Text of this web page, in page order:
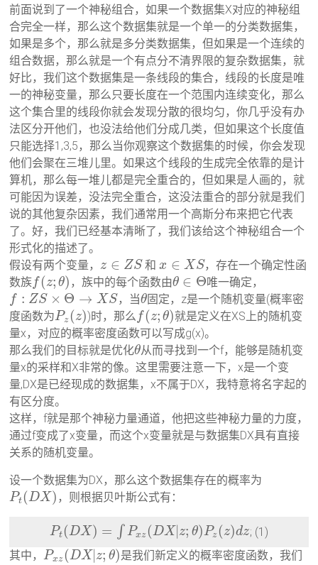
前面说到了一个神秘组合，如果一个数据集X对应的神秘组
合完全一样，那么这个数据集就是一个单一的分类数据集，
如果是多个，那么就是多分类数据集，但如果是一个连续的
组合数据，那么就是一个有点分不清界限的复杂数据集，就
好比，我们这个数据集是一条线段的集合，线段的长度是唯
一的神秘变量，那么只要长度在一个范围内连续变化，那么
这个集合里的线段你就会发现分散的很均匀，你几乎没有办
法区分开他们，也没法给他们分成几类，但如果这个长度值
只能选择1,3,5，那么当你观察这个数据集的时候，你会发现
他们会聚在三堆儿里。如果这个线段的生成完全依靠的是计
算机，那么每一堆儿都是完全重合的，但如果是人画的，就
可能因为误差，没法完全重合，这没法重合的部分就是我们
说的其他复杂因素，我们通常用一个高斯分布来把它代表
了。好，我们已经基本清晰了，我们该给这个神秘组合一个
形式化的描述了。
假设有两个变量， z ∈ ZS和x ∈ XS，存在一个确定性函
数族f(z; θ) ，族中的每个函数由θ ∈ Θ唯一确定，
f : ZS × Θ → XS，当θ固定，z是一个随机变量(概率密
度函数为Pz (z))时，那么 f (z; θ)就是定义在XS上的随机变
量x，对应的概率密度函数可以写成g(x)。
那么我们的目标就是优化θ从而寻找到一个f，能够是随机变
量x的采样和X非常的像。这里需要注意一下，x是一个变
量,DX是已经现成的数据集，x不属于DX，我特意将名字起的
有区分度。
这样，f就是那个神秘力量通道，他把这些神秘力量的力度，
通过f变成了x变量，而这个x变量就是与数据集DX具有直接
关系的随机变量。
设一个数据集为DX，那么这个数据集存在的概率为
Pt (DX) ，则根据贝叶斯公式有：
Pt (DX) = ∫ Pxz (DX|z; θ)Pz (z)dz; (1)
其中，Pxz (DX|z; θ)是我们新定义的概率密度函数，我们